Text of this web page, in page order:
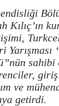
Kılıç’ın
Yarışması
sahibi
ve
getirdi.